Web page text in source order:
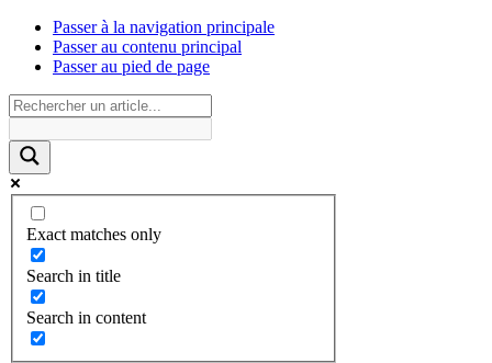
Passer à la navigation principale
Passer au contenu principal
Passer au pied de page
Exact matches only
Search in title
Search in content